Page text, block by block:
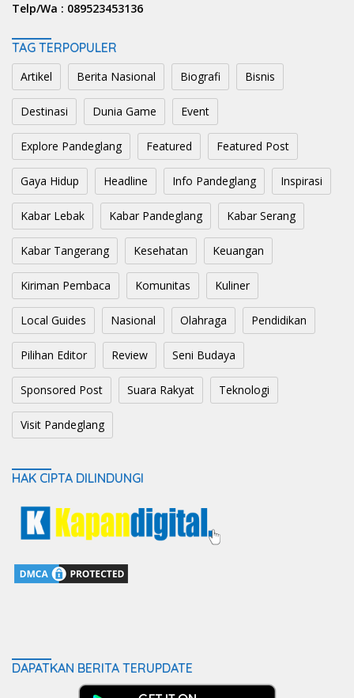
Telp/Wa : 089523453136
TAG TERPOPULER
Artikel Berita Nasional Biografi Bisnis
Destinasi Dunia Game Event
Explore Pandeglang Featured Featured Post
Gaya Hidup Headline Info Pandeglang Inspirasi
Kabar Lebak Kabar Pandeglang Kabar Serang
Kabar Tangerang Kesehatan Keuangan
Kiriman Pembaca Komunitas Kuliner
Local Guides Nasional Olahraga Pendidikan
Pilihan Editor Review Seni Budaya
Sponsored Post Suara Rakyat Teknologi
Visit Pandeglang
HAK CIPTA DILINDUNGI
DAPATKAN BERITA TERUPDATE